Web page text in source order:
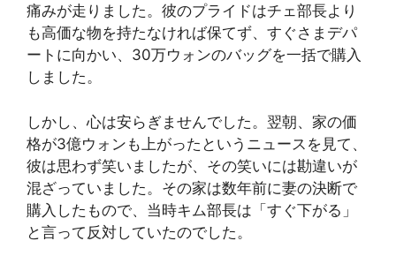
痛みが走りました。彼のプライドはチェ部長より
も高価な物を持たなければ保てず、すぐさまデパ
ートに向かい、30万ウォンのバッグを一括で購入
しました。
しかし、心は安らぎませんでした。翌朝、家の価
格が3億ウォンも上がったというニュースを見て、
彼は思わず笑いましたが、その笑いには勘違いが
混ざっていました。その家は数年前に妻の決断で
購入したもので、当時キム部長は「すぐ下がる」
と言って反対していたのでした。